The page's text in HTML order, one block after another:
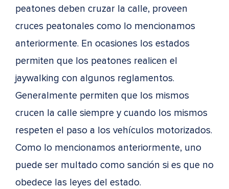
peatones deben cruzar la calle, proveen
cruces peatonales como lo mencionamos
anteriormente. En ocasiones los estados
permiten que los peatones realicen el
jaywalking con algunos reglamentos.
Generalmente permiten que los mismos
crucen la calle siempre y cuando los mismos
respeten el paso a los vehículos motorizados.
Como lo mencionamos anteriormente, uno
puede ser multado como sanción si es que no
obedece las leyes del estado.